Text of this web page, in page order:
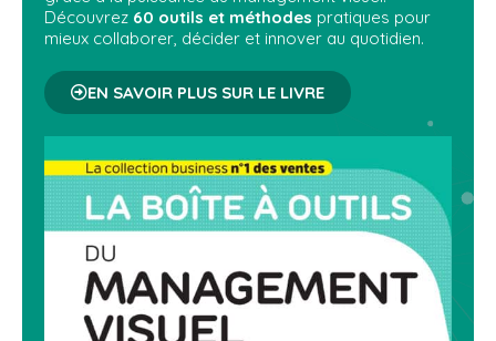
Découvrez 60 outils et méthodes pratiques pour
mieux collaborer, décider et innover au quotidien.
EN SAVOIR PLUS SUR LE LIVRE